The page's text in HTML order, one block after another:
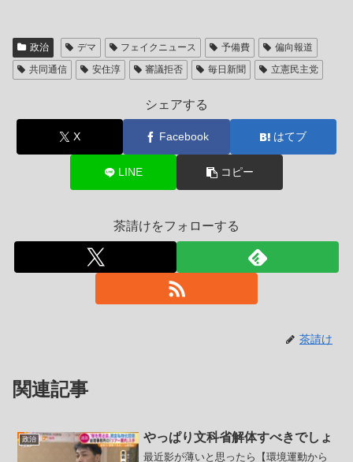
政治 デマ フェイクニュース 予備費
偏向報道
共同通信
安住淳 審議拒否 毎日新聞 立憲民主党
シェアする
X Facebook はてブ
LINE コピー
茶請けをフォローする
茶請け
関連記事
政治 やっぱり文科省解体すべきでしょ
最近影が薄いと思ったら【環境運動から